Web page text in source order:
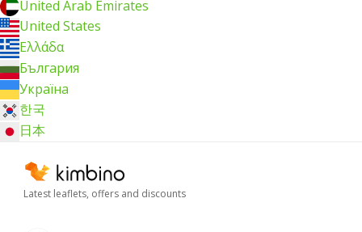
United Arab Emirates
United States
Ελλάδα
България
Україна
한국
日本
Latest leaflets, offers and discounts